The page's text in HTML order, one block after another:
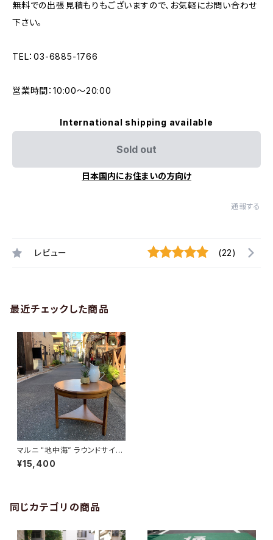
無料での出張見積もりもございますので、お気軽にお問い合わせ
下さい。
TEL：03-6885-1766
営業時間：10:00〜20:00
International shipping available
Sold out
日本国内にお住まいの方向け
通報する
レビュー (22)
最近チェックした商品
マルニ "地中海” ラウンドサイド
テーブル
¥15,400
同じカテゴリの商品